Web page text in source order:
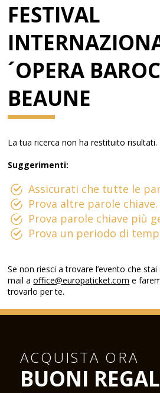
FESTIVAL
´OPERA
BEAUNE
La tua ricerca non ha restituito risultati.
Suggerimenti:
Assicurati che tutte le
Prova altre parole chiave.
Prova parole chiave più
Prova un periodo di
Se non riesci a trovare l’evento che stai
mail aoffice@europaticket.com e
trovarlo per te.
ACQUISTA ORA
BUONI